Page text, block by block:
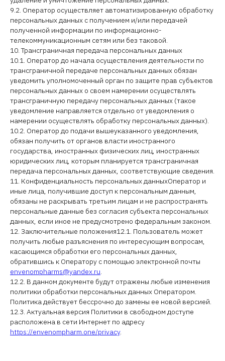
9.2. Оператор осуществляет автоматизированную обработку
персональных данных с получением и/или передачей
полученной информации по информационно-
телекоммуникационным сетям или без таковой.
10. Трансграничная передача персональных данных
10.1. Оператор до начала осуществления деятельности по
трансграничной передаче персональных данных обязан
уведомить уполномоченный орган по защите прав субъектов
персональных данных о своем намерении осуществлять
трансграничную передачу персональных данных (такое
уведомление направляется отдельно от уведомления о
намерении осуществлять обработку персональных данных).
10.2. Оператор до подачи вышеуказанного уведомления,
обязан получить от органов власти иностранного
государства, иностранных физических лиц, иностранных
юридических лиц, которым планируется трансграничная
передача персональных данных, соответствующие сведения.
11. Конфиденциальность персональных данныхОператор и
иные лица, получившие доступ к персональным данным,
обязаны не раскрывать третьим лицам и не распространять
персональные данные без согласия субъекта персональных
данных, если иное не предусмотрено федеральным законом.
12. Заключительные положения12.1. Пользователь может
получить любые разъяснения по интересующим вопросам,
касающимся обработки его персональных данных,
обратившись к Оператору с помощью электронной почты
envenompharms@yandex.ru.
12.2. В данном документе будут отражены любые изменения
политики обработки персональных данных Оператором.
Политика действует бессрочно до замены ее новой версией.
12.3. Актуальная версия Политики в свободном доступе
расположена в сети Интернет по адресу
https://envenompharm.one/privacy.